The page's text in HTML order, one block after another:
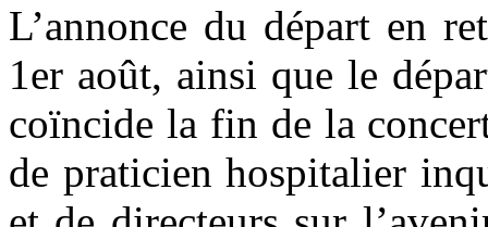
L’annonce du départ en
1er août, ainsi que le
coïncide la fin de la
de praticien hospitalier